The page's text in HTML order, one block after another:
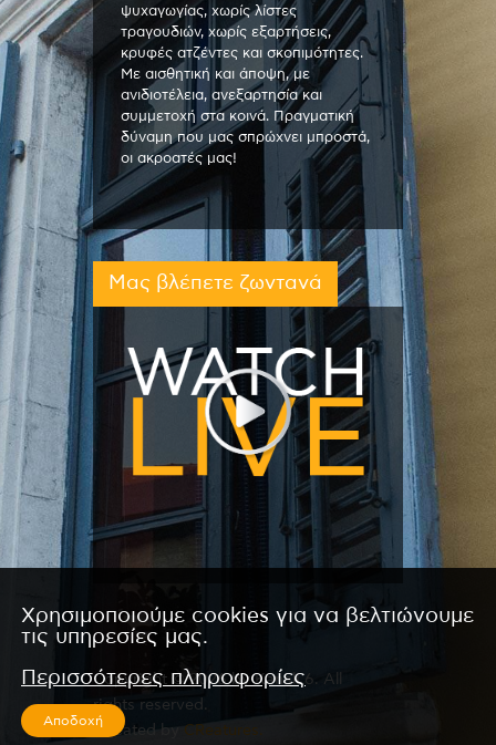
ψυχαγωγίας, χωρίς λίστες
τραγουδιών, χωρίς εξαρτήσεις,
κρυφές ατζέντες και σκοπιμότητες.
Με αισθητική και άποψη, με
ανιδιοτέλεια, ανεξαρτησία και
συμμετοχή στα κοινά. Πραγματική
δύναμη που μας σπρώχνει μπροστά,
οι ακροατές μας!
Μας βλέπετε ζωντανά
Copyright © 2026 by Kanali 6. All
rights reserved.
CReated by CReatures.
Χρησιμοποιούμε cookies για να βελτιώνουμε
τις υπηρεσίες μας.
Περισσότερες πληροφορίες
Αποδοχή